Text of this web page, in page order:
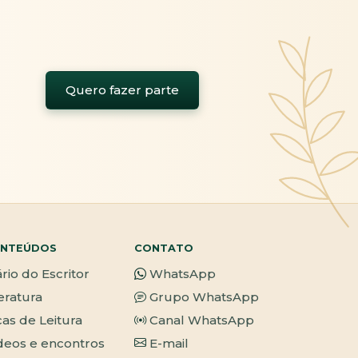
Quero fazer parte
do Escritor
de Leitura
e encontros
CONTATO
WhatsApp
Grupo WhatsApp
Canal WhatsApp
E-mail